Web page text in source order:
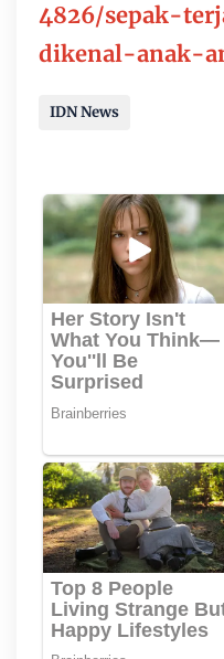
4826/sepak-
dikenal-anak-
IDN News